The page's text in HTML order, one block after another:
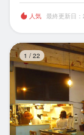
人気 最終更新日
1 / 22